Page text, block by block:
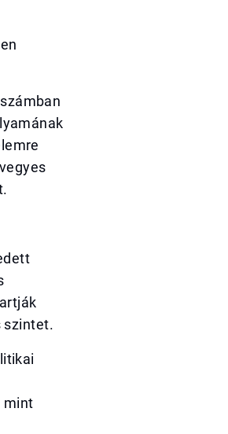
szintet.
mint